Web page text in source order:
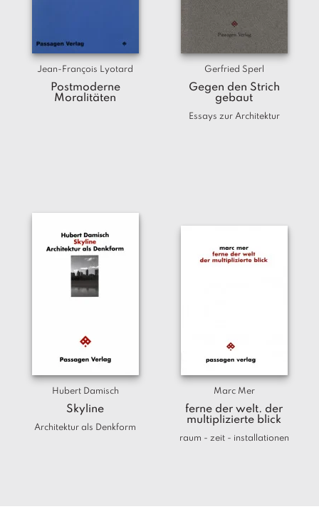
Jean-François Lyotard
Postmoderne
Moralitäten
Gerfried Sperl
Gegen den Strich
gebaut
Essays zur Architektur
Hubert Damisch
Skyline
Architektur als Denkform
Marc Mer
ferne der welt. der
multiplizierte blick
raum - zeit - installationen